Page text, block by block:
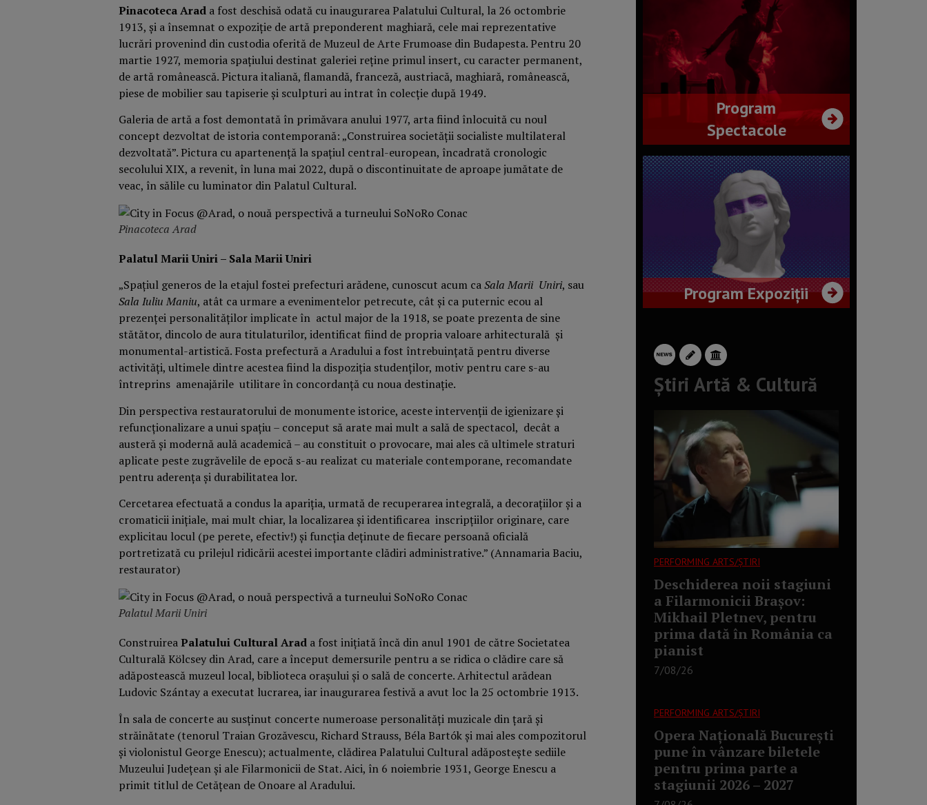
Pinacoteca Arad a fost deschisă odată cu inaugurarea Palatului Cultural, la 26 octombrie
1913, și a însemnat o expoziție de artă preponderent maghiară, cele mai reprezentative
lucrări provenind din custodia oferită de Muzeul de Arte Frumoase din Budapesta. Pentru 20
martie 1927, memoria spațiului destinat galeriei reține primul insert, cu caracter permanent,
de artă românească. Pictura italiană, flamandă, franceză, austriacă, maghiară, românească,
piese de mobilier sau tapiserie și sculpturi au intrat în colecție după 1949.
Galeria de artă a fost demontată în primăvara anului 1977, arta fiind înlocuită cu noul
concept dezvoltat de istoria contemporană: „Construirea societății socialiste multilateral
dezvoltată”. Pictura cu apartenență la spațiul central-european, încadrată cronologic
secolului XIX, a revenit, în luna mai 2022, după o discontinuitate de aproape jumătate de
veac, în sălile cu luminator din Palatul Cultural.
Pinacoteca Arad
Palatul Marii Uniri – Sala Marii Uniri
„Spațiul generos de la etajul fostei prefecturi arădene, cunoscut acum caSala Marii Uniri, sau
Sala Iuliu Maniu, atât ca urmare a evenimentelor petrecute, cât și ca puternic ecou al
prezenței personalităților implicate în actul major de la 1918, se poate prezenta de sine
stătător, dincolo de aura titulaturilor, identificat fiind de propria valoare arhitecturală și
monumental-artistică. Fosta prefectură a Aradului a fost întrebuințată pentru diverse
activități, ultimele dintre acestea fiind la dispoziția studenților, motiv pentru care s-au
întreprins amenajările utilitare în concordanță cu noua destinație.
Din perspectiva restauratorului de monumente istorice, aceste intervenții de igienizare și
refuncționalizare a unui spațiu – conceput să arate mai mult a sală de spectacol, decât a
austeră și modernă aulă academică – au constituit o provocare, mai ales că ultimele straturi
aplicate peste zugrăvelile de epocă s-au realizat cu materiale contemporane, recomandate
pentru aderența și durabilitatea lor.
Cercetarea efectuată a condus la apariția, urmată de recuperarea integrală, a decorațiilor și a
cromaticii inițiale, mai mult chiar, la localizarea și identificarea inscripțiilor originare, care
explicitau locul (pe perete, efectiv!) și funcția deținute de fiecare persoană oficială
portretizată cu prilejul ridicării acestei importante clădiri administrative.” (Annamaria Baciu,
restaurator)
Palatul Marii Uniri
ConstruireaPalatului Cultural Arad a fost iniţiată încă din anul 1901 de către Societatea
Culturală Kölcsey din Arad, care a început demersurile pentru a se ridica o clădire care să
adăpostească muzeul local, biblioteca oraşului şi o sală de concerte. Arhitectul arădean
Ludovic Szántay a executat lucrarea, iar inaugurarea festivă a avut loc la 25 octombrie 1913.
În sala de concerte au susţinut concerte numeroase personalităţi muzicale din ţară şi
străinătate (tenorul Traian Grozăvescu, Richard Strauss, Béla Bartók şi mai ales compozitorul
şi violonistul George Enescu); actualmente, clădirea Palatului Cultural adăposteşte sediile
Muzeului Judeţean şi ale Filarmonicii de Stat. Aici, în 6 noiembrie 1931, George Enescu a
primit titlul de Cetățean de Onoare al Aradului.
Program
Spectacole
Program Expoziții
Știri Artă & Cultură
PERFORMING ARTS/ȘTIRI
Deschiderea noii stagiuni
a Filarmonicii Brașov:
Mikhail Pletnev, pentru
prima dată în România ca
pianist
7/08/26
PERFORMING ARTS/ȘTIRI
Opera Națională București
pune în vânzare biletele
pentru prima parte a
stagiunii 2026 – 2027